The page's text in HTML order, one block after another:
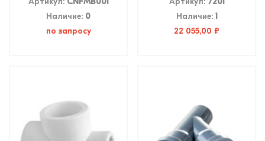
Артикул: CNFMB001
Наличие: 0
по запросу
Артикул: 7201
Наличие: 1
22 055,00 ₽